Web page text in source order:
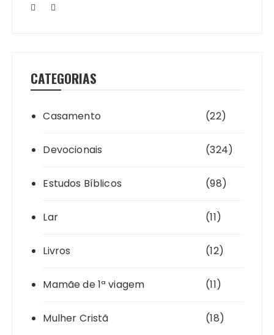
CATEGORIAS
Casamento (22)
Devocionais (324)
Estudos Bíblicos (98)
Lar (11)
Livros (12)
Mamãe de 1ª viagem (11)
Mulher Cristã (18)